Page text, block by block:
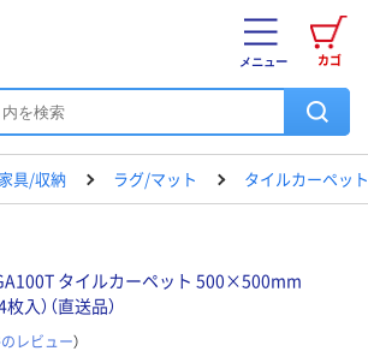
カゴ
メニュー
具/収納 ラグ/マット タイルカーペッ
GA100T タイルカーペット 500×500mm
入）（直送品）
レビュー）